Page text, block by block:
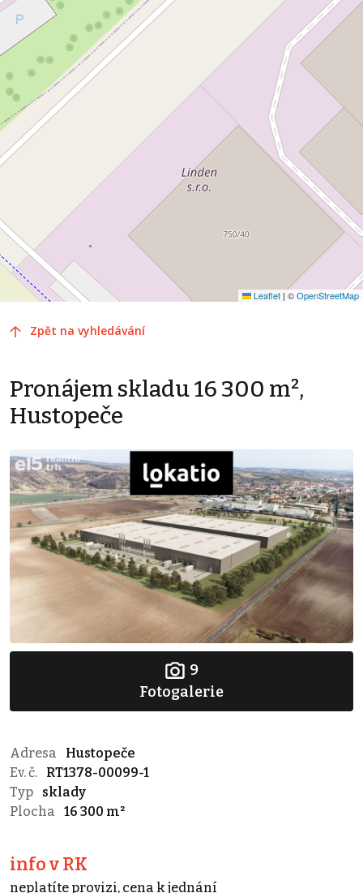
Leaflet | ©OpenStreetMap
Zpět na vyhledávání
Pronájem skladu 16 300 m²,
Hustopeče
9
Fotogalerie
Adresa
Hustopeče
Ev. č.
RT1378-00099-1
Typ
sklady
Plocha
16 300 m²
info v RK
neplatíte provizi, cena k jednání